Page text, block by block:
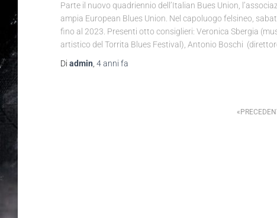
Parte il nuovo quadriennio dell’Italian Bues Union,
ampia European Blues Union. Nel capoluogo felsineo,
fino al 2023. Presenti otto consiglieri: Veronica Sbergia
artistico del Torrita Blues Festival), Antonio Boschi
Di admin 4 anni fa